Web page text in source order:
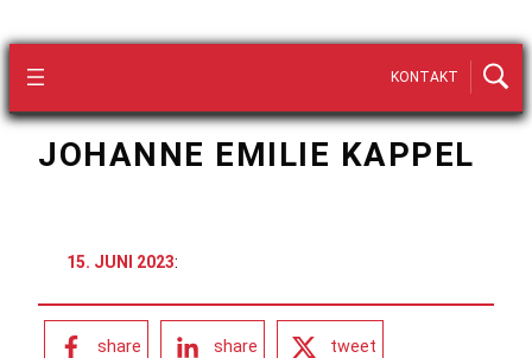
KONTAKT
JOHANNE EMILIE KAPPEL
15. JUNI 2023:
share share tweet